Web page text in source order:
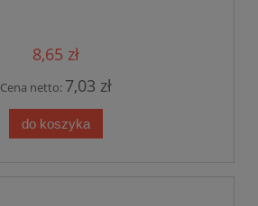
8,65 zł
Cena netto: 7,03 zł
do koszyka